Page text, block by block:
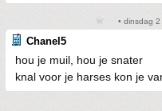
• dinsdag
Chanel5
hou je muil, hou je snater
knal voor je harses kon je